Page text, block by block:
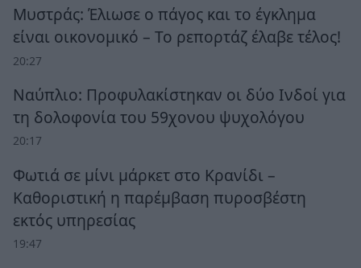
Μυστράς: Έλιωσε ο πάγος και το έγκλημα
είναι οικονομικό – Το ρεπορτάζ έλαβε τέλος!
20:27
Ναύπλιο: Προφυλακίστηκαν οι δύο Ινδοί για
τη δολοφονία του 59χονου ψυχολόγου
20:17
Φωτιά σε μίνι μάρκετ στο Κρανίδι –
Καθοριστική η παρέμβαση πυροσβέστη
εκτός υπηρεσίας
19:47